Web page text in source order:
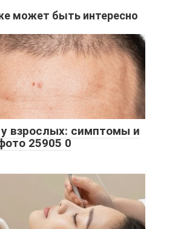
может быть интересно
у взрослых: симптомы и
25905 0